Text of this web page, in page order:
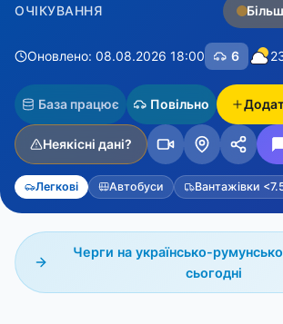
ОЧІКУВАННЯ
Оновлено: 08.08.2026 18:00 6
База працює Повільно
Неякісні дані?
Легкові Автобуси Вантажівки
Черги на українсько-
сьогодні